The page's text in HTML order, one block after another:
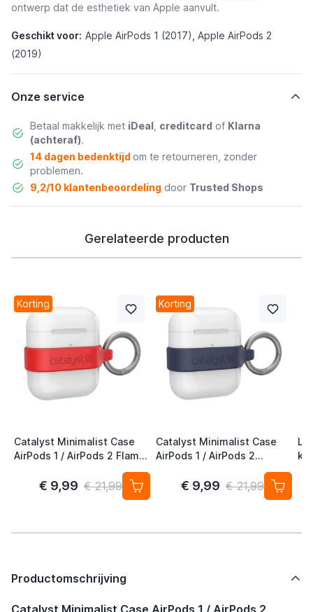
ontwerp dat de esthetiek van Apple aanvult.
Geschikt voor: Apple AirPods 1 (2017), Apple AirPods 2
(2019)
Onze service
Betaal makkelijk met iDeal creditcard of Klarna
(achteraf).
14 dagen bedenktijd om te retourneren, zonder
problemen.
9,2/10 klantenbeoordelingdoor Trusted Shops
Gerelateerde producten
Korting
Catalyst Minimalist Case
AirPods 1 / AirPods 2 Flame
€ 9,99 € 21,99
Korting
Catalyst Minimalist Case
AirPods 1 / AirPods 2
€ 9,99 € 21,99
Productomschrijving
Catalyst Minimalist Case AirPods 1 / AirPods 2